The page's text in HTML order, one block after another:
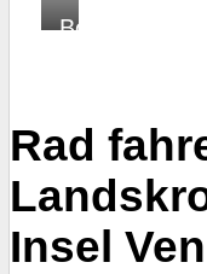
Borstahusen:
Insel
Rad
Insel Ven